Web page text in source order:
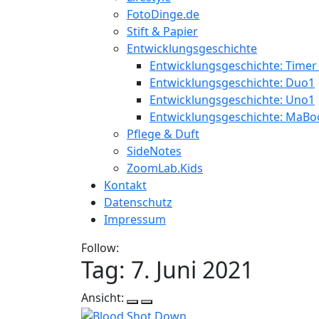
FotoDinge.de
Stift & Papier
Entwicklungsgeschichte
Entwicklungsgeschichte: Timer
Entwicklungsgeschichte: Duo1
Entwicklungsgeschichte: Uno1
Entwicklungsgeschichte:
Pflege & Duft
SideNotes
ZoomLab.Kids
Kontakt
Datenschutz
Impressum
Follow:
Tag: 7. Juni 2021
Ansicht: